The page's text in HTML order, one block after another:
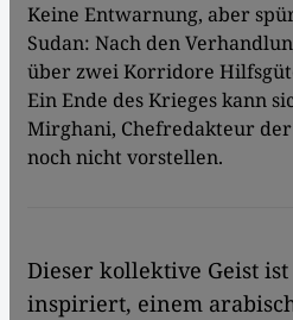
Keine Entwarnung, aber
Sudan: Nach den
über zwei Korridore
Ein Ende des Krieges kann
Mirghani, Chefredakteur der
noch nicht vorstellen.
Dieser kollektive Geist
inspiriert, einem